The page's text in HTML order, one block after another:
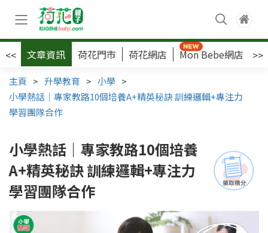
<< 文章資訊 荷花門市 荷花網店 Mon Bebe網店 >>
主頁 > 升學教育 > 小學 >
小學熱話｜專家教路10個培養A+精英秘訣 訓練邏輯+專注力
學習團隊合作
小學熱話｜專家教路10個培養
A+精英秘訣 訓練邏輯+專注力
學習團隊合作